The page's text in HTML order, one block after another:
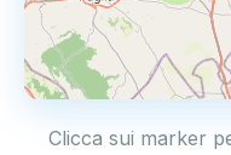
Clicca sui marker